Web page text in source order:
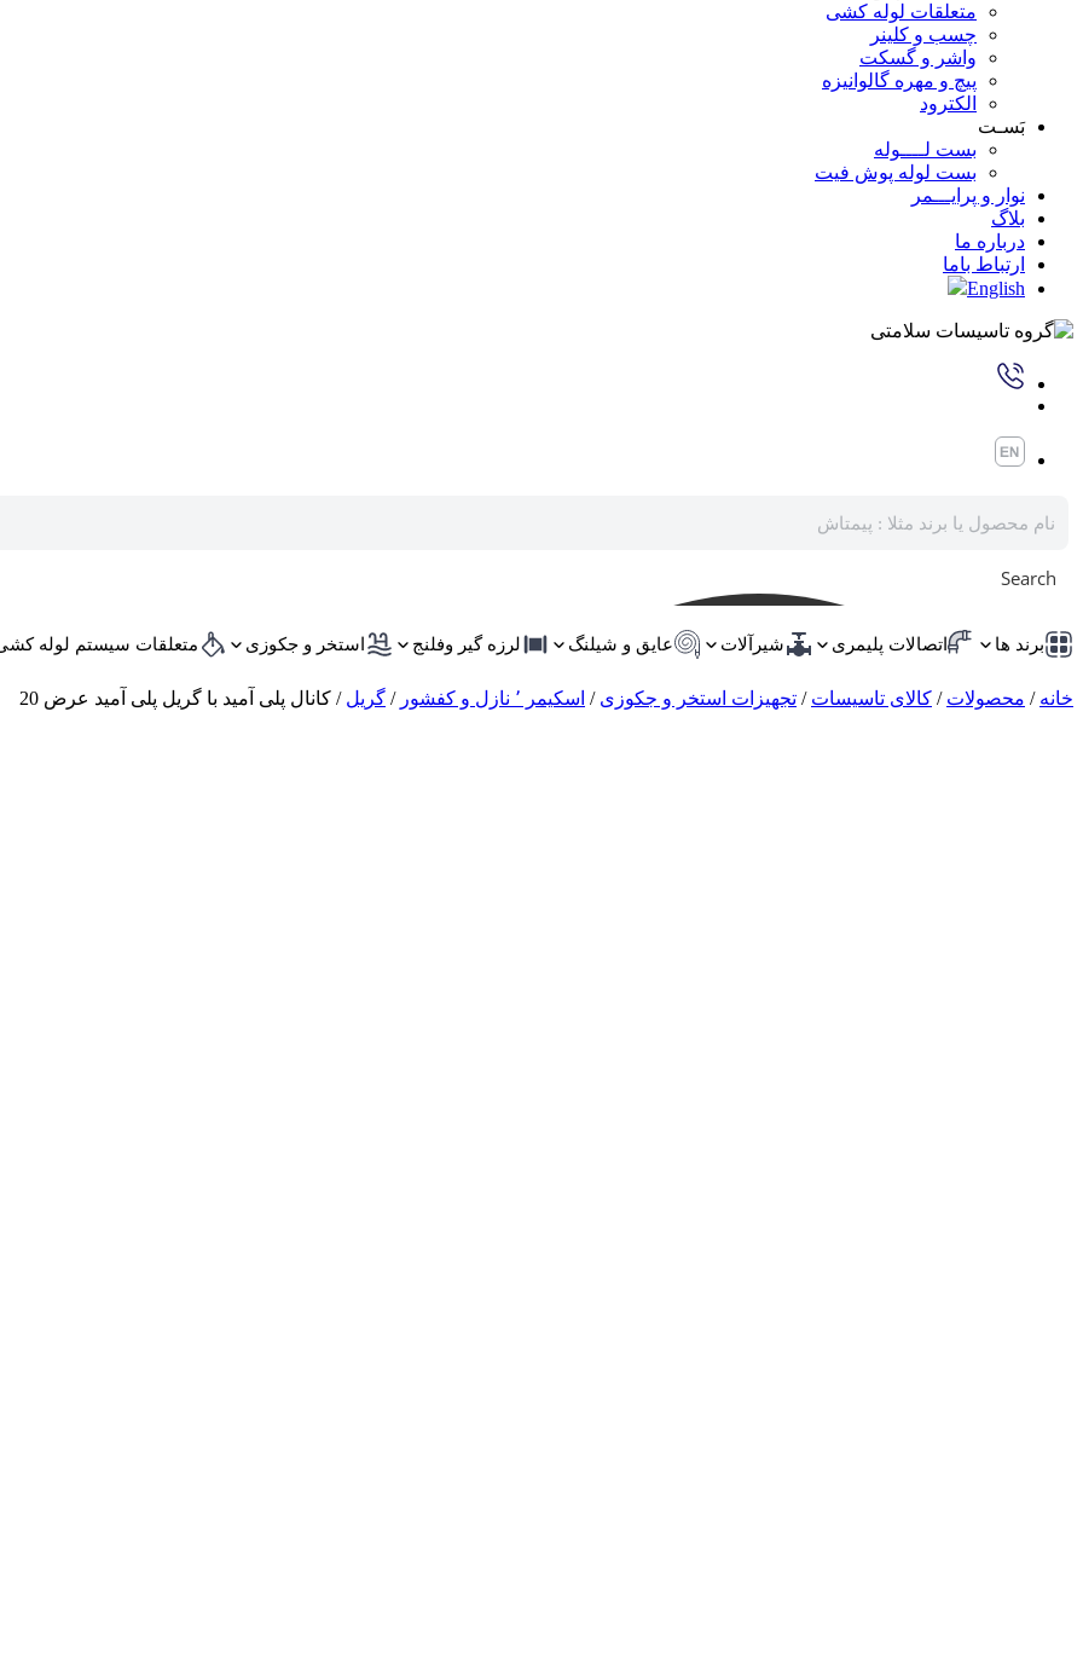
متعلقات لوله کشی
چسب و کلینر
واشر و گسکت
پیچ و مهره گالوانیزه
الکترود
بَسـت
بست لــــوله
بست لوله پوش فیت
نوار و پرایـــمر
بلاگ
درباره ما
ارتباط باما
English
Search
برند ها اتصالات پلیمری شیرآلات عایق و شیلنگ لرزه گیر وفلنج استخر و جکوزی متعلقات سیستم لوله
خانه / محصولات / کالای تاسیسات / تجهیزات استخر و جکوزی / اسکیمر ٬ نازل و کفشور / گریل / کانال پلی آمید با گریل پلی آمید عرض 20